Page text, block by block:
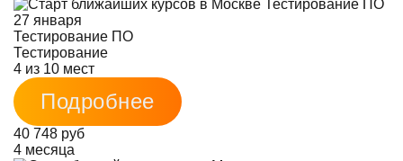
Тестирование ПО
Тестирование
4 из 10 мест
Подробнее
40 748 руб
4 месяца